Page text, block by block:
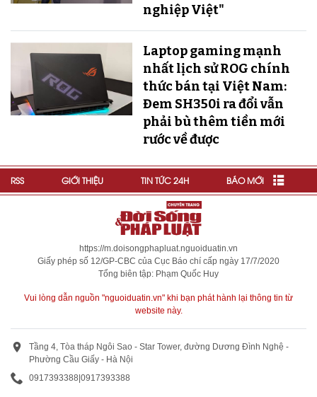
nghiệp Việt"
Laptop gaming mạnh
nhất lịch sử ROG chính
thức bán tại Việt Nam:
Đem SH350i ra đổi vẫn
phải bù thêm tiền mới
rước về được
RSS GIỚI THIỆU TIN TỨC 24H BÁO MỚI
https://m.doisongphapluat.nguoiduatin.vn
Giấy phép số 12/GP-CBC của Cục Báo chí cấp ngày 17/7/2020
Tổng biên tập: Phạm Quốc Huy
Vui lòng dẫn nguồn "nguoiduatin.vn" khi bạn phát hành lại thông tin từ
website này.
Tầng 4, Tòa tháp Ngôi Sao - Star Tower, đường Dương Đình Nghệ -
Phường Cầu Giấy - Hà Nội
0917393388 0917393388